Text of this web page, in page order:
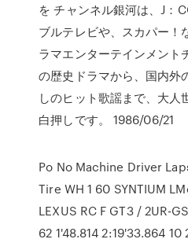
を チャンネル銀河は、J：
ブルテレビや、スカパー！
ラマエンターテインメント
の歴史ドラマから、国内外
しのヒット歌謡まで、大人
白押しです。 1986/06/21
Po No Machine Driver
Tire WH 1 60 SYNTIUM
LEXUS RC F GT3 / 2UR-
62 1'48.814 2:19'33.864